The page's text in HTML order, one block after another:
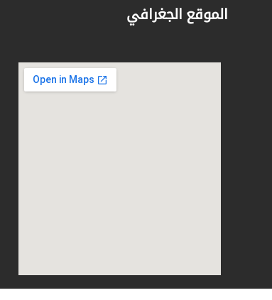
الموقع الجغرافي